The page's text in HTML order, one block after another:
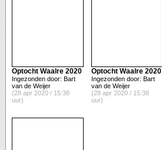
Optocht Waalre 2020
Ingezonden door: Bart
van de Weijer
(28 apr 2020 / 15:38
uur)
Optocht Waalre 2020
Ingezonden door: Bart
van de Weijer
(28 apr 2020 / 15:38
uur)